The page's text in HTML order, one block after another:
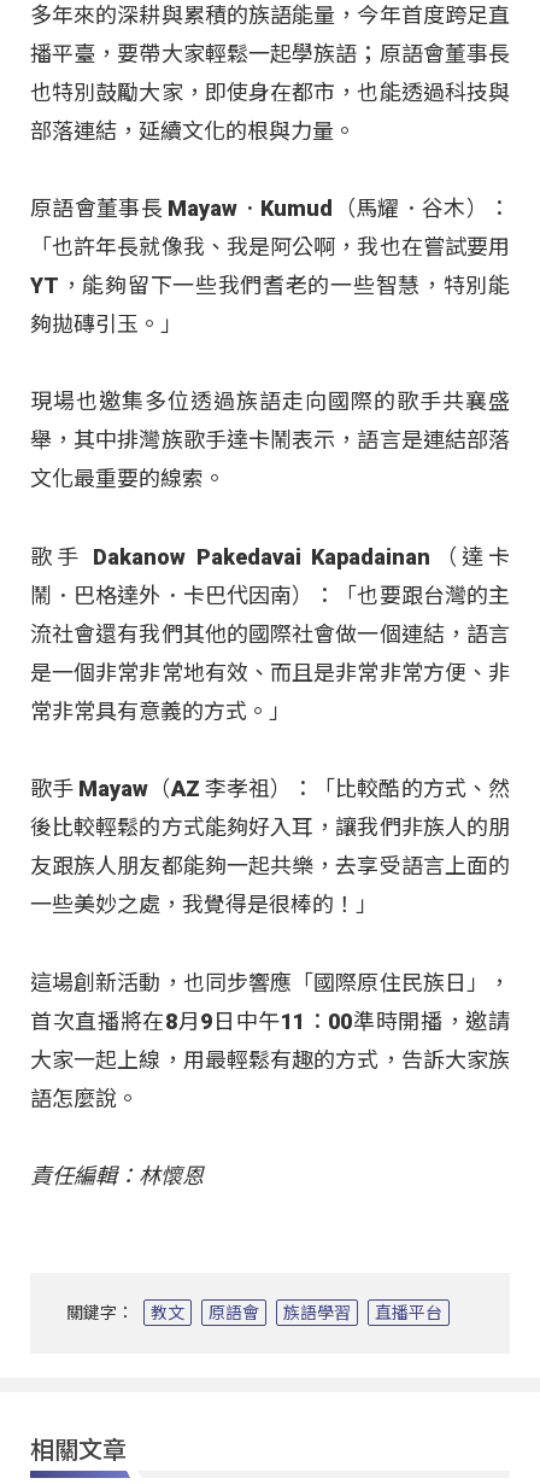
多年來的深耕與累積的族語能量，今年首度跨足直
播平臺，要帶大家輕鬆一起學族語；原語會董事長
也特別鼓勵大家，即使身在都市，也能透過科技與
部落連結，延續文化的根與力量。
原語會董事長 Mayaw．Kumud（馬耀．谷木）：
「也許年長就像我、我是阿公啊，我也在嘗試要用
YT，能夠留下一些我們耆老的一些智慧，特別能
夠拋磚引玉。」
現場也邀集多位透過族語走向國際的歌手共襄盛
舉，其中排灣族歌手達卡鬧表示，語言是連結部落
文化最重要的線索。
歌手 Dakanow Pakedavai Kapadainan（達卡
鬧．巴格達外．卡巴代因南）：「也要跟台灣的主
流社會還有我們其他的國際社會做一個連結，語言
是一個非常非常地有效、而且是非常非常方便、非
常非常具有意義的方式。」
歌手 Mayaw（AZ 李孝祖）：「比較酷的方式、然
後比較輕鬆的方式能夠好入耳，讓我們非族人的朋
友跟族人朋友都能夠一起共樂，去享受語言上面的
一些美妙之處，我覺得是很棒的！」
這場創新活動，也同步響應「國際原住民族日」，
首次直播將在8月9日中午11：00準時開播，邀請
大家一起上線，用最輕鬆有趣的方式，告訴大家族
語怎麼說。
責任編輯：林懷恩
關鍵字： 教文 原語會 族語學習 直播平台
相關文章